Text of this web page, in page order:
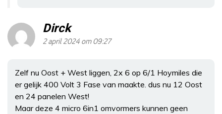
Dirck
2 april 2024 om 09:27
Zelf nu Oost + West liggen, 2x 6 op 6/1 Hoymiles die
er gelijk 400 Volt 3 Fase van maakte. dus nu 12 Oost
en 24 panelen West!
Maar deze 4 micro 6in1 omvormers kunnen geen